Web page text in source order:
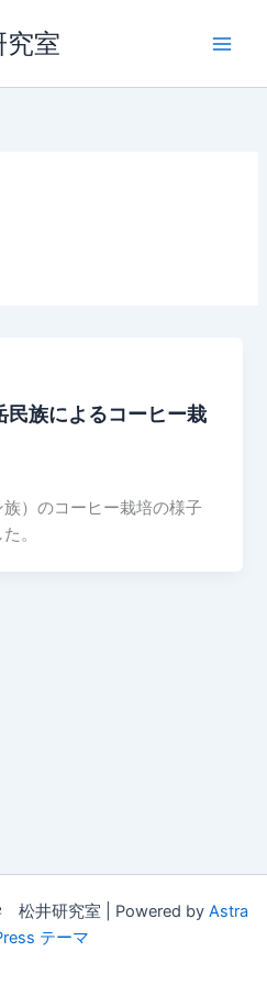
室
族によるコーヒー栽
）のコーヒー栽培の様子
。
松井研究室 | Powered by Astra
テーマ